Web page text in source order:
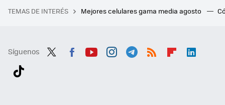
TEMAS DE INTERÉS Mejores celulares gama media agosto
Síguenos